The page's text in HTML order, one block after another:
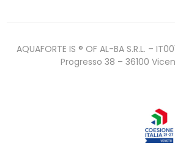
AQUAFORTE IS ® OF AL-BA S.R.L. –
Progresso 38 – 36100